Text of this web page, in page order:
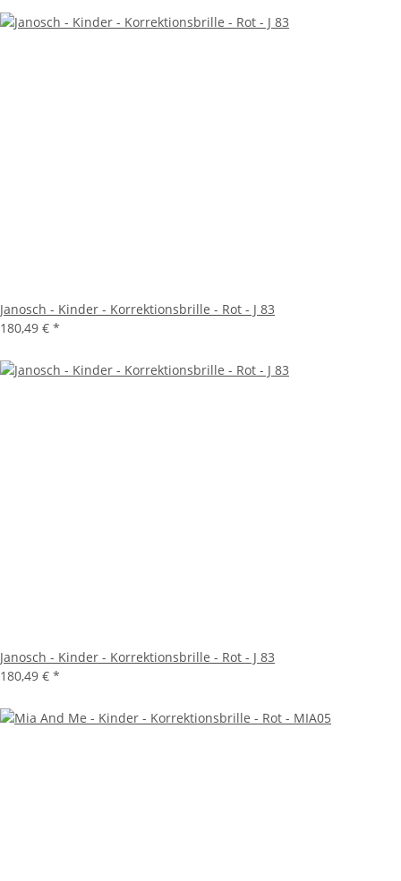
Janosch - Kinder - Korrektionsbrille - Rot - J 83
180,49 € *
Janosch - Kinder - Korrektionsbrille - Rot - J 83
180,49 € *